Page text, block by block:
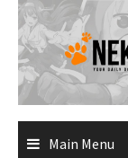
Skip
content
Main Menu